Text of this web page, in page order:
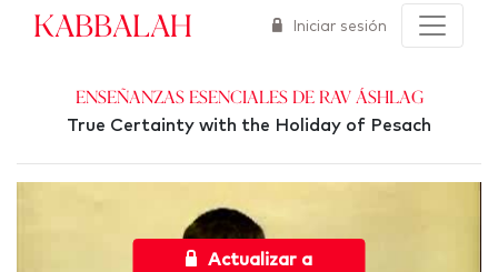
Kabbalah Iniciar sesión
Enseñanzas esenciales de Rav Áshlag
True Certainty with the Holiday of Pesach
Actualizar a